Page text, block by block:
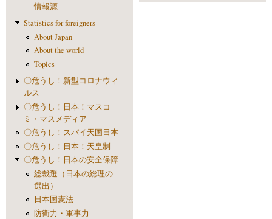
情報源
Statistics for foreigners
About Japan
About the world
Topics
〇危うし！新型コロナウィ
ルス
〇危うし！日本！マスコ
ミ・マスメディア
〇危うし！スパイ天国日本
〇危うし！日本！天皇制
〇危うし！日本の安全保障
総裁選（日本の総理の
選出）
日本国憲法
防衛力・軍事力